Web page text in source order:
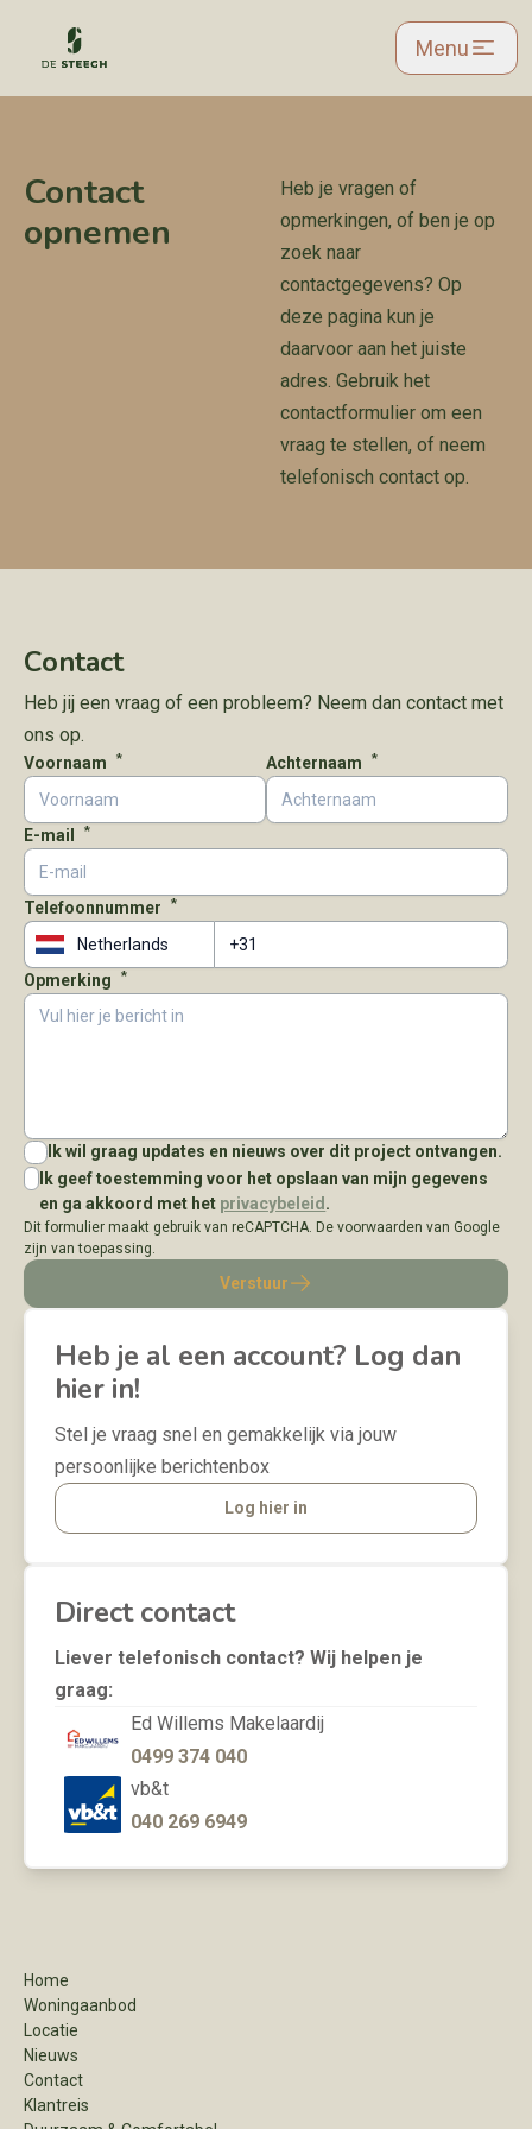
Menu
Contact
opnemen
Heb je vragen of
opmerkingen, of ben je op
zoek naar
contactgegevens? Op
deze pagina kun je
daarvoor aan het juiste
adres. Gebruik het
contactformulier om een
vraag te stellen, of neem
telefonisch contact op.
Contact
Heb jij een vraag of een probleem? Neem dan contact met
ons op.
Voornaam * Achternaam *
E-mail *
Telefoonnummer *
Opmerking *
Ik wil graag updates en nieuws over dit project ontvangen.
Ik geef toestemming voor het opslaan van mijn gegevens
en ga akkoord met het privacybeleid.
Dit formulier maakt gebruik van reCAPTCHA. De voorwaarden van Google
zijn van toepassing.
Verstuur
Heb je al een account? Log dan
hier in!
Stel je vraag snel en gemakkelijk via jouw
persoonlijke berichtenbox
Log hier in
Direct contact
Liever telefonisch contact? Wij helpen je
graag:
Ed Willems Makelaardij
0499 374 040
vb&t
040 269 6949
Home
Woningaanbod
Locatie
Nieuws
Contact
Klantreis